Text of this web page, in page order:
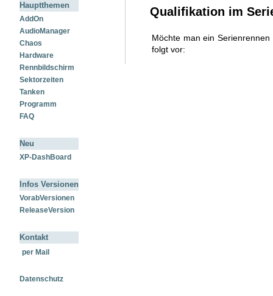
Hauptthemen
AddOn
AudioManager
Chaos
Hardware
Rennbildschirm
Sektorzeiten
Tanken
Programm
FAQ
Neu
XP-DashBoard
Infos Versionen
VorabVersionen
ReleaseVersion
Kontakt
per Mail
Datenschutz
Qualifikation im
Möchte man ein
folgt vor: